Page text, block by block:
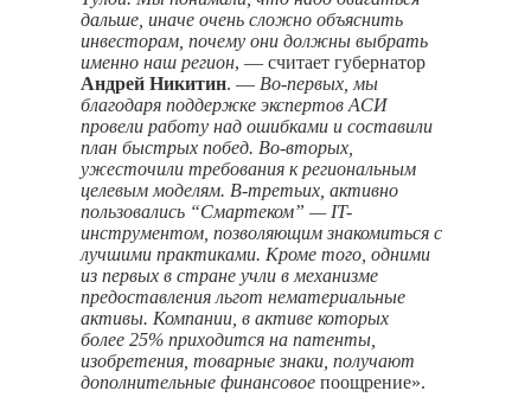
дальше, иначе очень сложно объяснить
инвесторам, почему они должны выбрать
именно наш регион, — считает губернатор
Андрей Никитин. — Во-первых, мы
благодаря поддержке экспертов АСИ
провели работу над ошибками и составили
план быстрых побед. Во-вторых,
ужесточили требования к региональным
целевым моделям. В-третьих, активно
пользовались “Смартеком” — IT-
инструментом, позволяющим знакомиться с
лучшими практиками. Кроме того, одними
из первых в стране учли в механизме
предоставления льгот нематериальные
активы. Компании, в активе которых
более 25% приходится на патенты,
изобретения, товарные знаки, получают
дополнительные финансовое поощрение».